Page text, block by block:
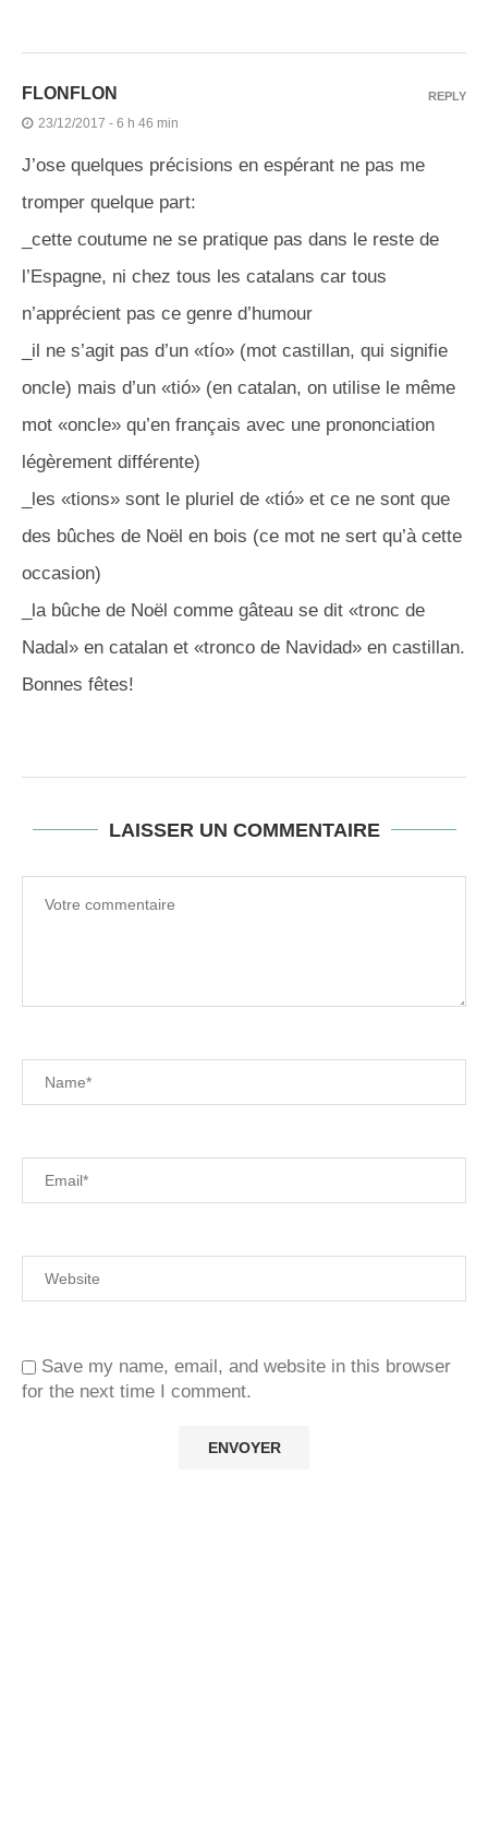
FLONFLON
23/12/2017 - 6 h 46 min
J’ose quelques précisions en espérant ne pas me
tromper quelque part:
_cette coutume ne se pratique pas dans le reste de
l’Espagne, ni chez tous les catalans car tous
n’apprécient pas ce genre d’humour
_il ne s’agit pas d’un «tío» (mot castillan, qui signifie
oncle) mais d’un «tió» (en catalan, on utilise le même
mot «oncle» qu’en français avec une prononciation
légèrement différente)
_les «tions» sont le pluriel de «tió» et ce ne sont que
des bûches de Noël en bois (ce mot ne sert qu’à cette
occasion)
_la bûche de Noël comme gâteau se dit «tronc de
Nadal» en catalan et «tronco de Navidad» en castillan.
Bonnes fêtes!
REPLY
LAISSER UN COMMENTAIRE
Save my name, email, and website in this browser
for the next time I comment.